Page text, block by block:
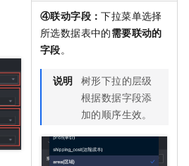
④联动字段：下拉菜单选择
所选数据表中的需要联动的
字段。
说明 树形下拉的层级
根据数据字段添
加的顺序生效。